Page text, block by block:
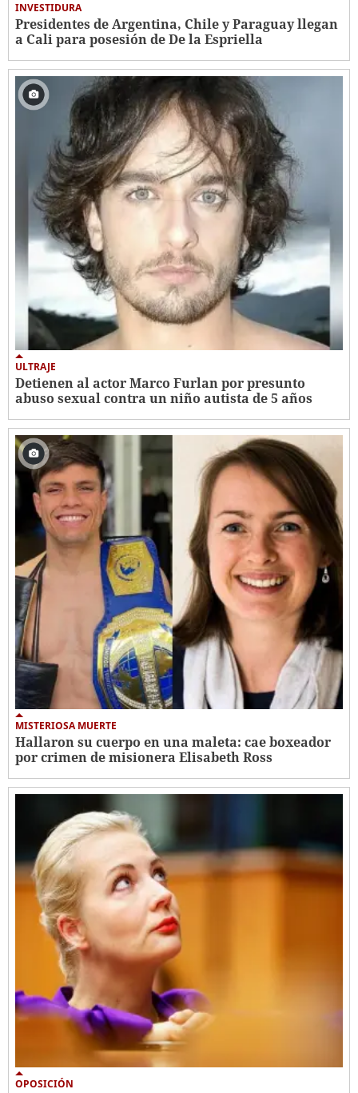
INVESTIDURA
Presidentes de Argentina, Chile y Paraguay llegan
a Cali para posesión de De la Espriella
ULTRAJE
Detienen al actor Marco Furlan por presunto
abuso sexual contra un niño autista de 5 años
MISTERIOSA MUERTE
Hallaron su cuerpo en una maleta: cae boxeador
por crimen de misionera Elisabeth Ross
OPOSICIÓN